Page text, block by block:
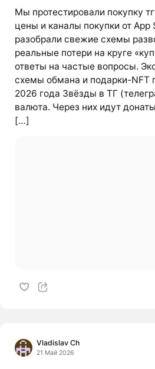
Мы протестировали покупку
цены и каналы покупки от App
разобрали свежие схемы
реальные потери на круге
ответы на частые вопросы.
схемы обмана и подарки-NFT
2026 года Звёзды в ТГ
валюта. Через них идут
[…]
Vladislav Ch
21 Май 2026